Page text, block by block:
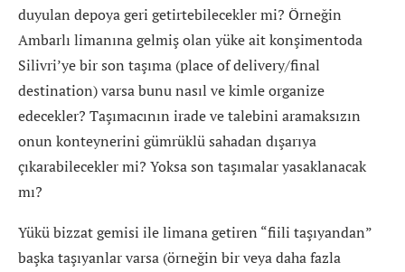
duyulan depoya geri getirtebilecekler mi? Örneğin
Ambarlı limanına gelmiş olan yüke ait konşimentoda
Silivri’ye bir son taşıma (place of delivery/final
destination) varsa bunu nasıl ve kimle organize
edecekler? Taşımacının irade ve talebini aramaksızın
onun konteynerini gümrüklü sahadan dışarıya
çıkarabilecekler mi? Yoksa son taşımalar yasaklanacak
mı?
Yükü bizzat gemisi ile limana getiren “fiili taşıyandan”
başka taşıyanlar varsa (örneğin bir veya daha fazla